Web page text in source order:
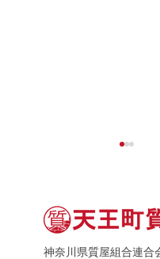
神奈川県質屋組合連合